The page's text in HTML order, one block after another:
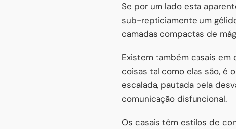
Se por um lado esta
sub-repticiamente um
camadas compactas de
Existem também casais
coisas tal como elas são, é
escalada, pautada pela
comunicação disfuncional.
Os casais têm estilos de